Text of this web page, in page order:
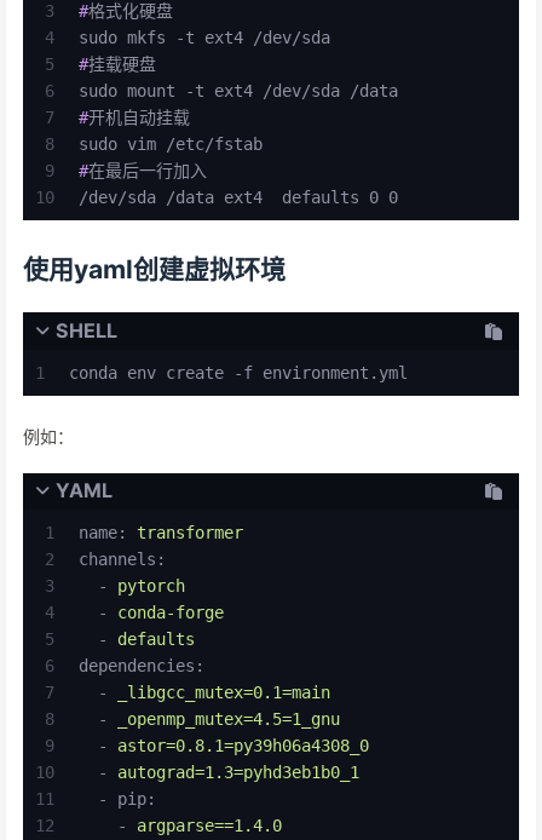
3
4
5
6
7
8
9
10
#格式化硬盘
sudo mkfs -t ext4 /dev/sda
#挂载硬盘
sudo mount -t ext4 /dev/sda /data
#开机自动挂载
sudo vim /etc/fstab
#在最后一行加入
/dev/sda /data ext4  defaults 0 0
使用yaml创建虚拟环境
SHELL
1 conda env create -f environment.yml
例如：
YAML
1
2
3
4
5
6
7
8
9
10
11
12
name:
transformer
channels:
-
pytorch
-
conda-forge
-
defaults
dependencies:
-
_libgcc_mutex=0.1=main
-
_openmp_mutex=4.5=1_gnu
-
astor=0.8.1=py39h06a4308_0
-
autograd=1.3=pyhd3eb1b0_1
-
pip:
-
argparse==1.4.0